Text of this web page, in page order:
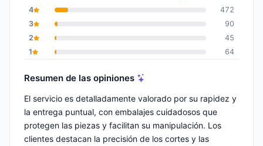
4
472
3
90
2
45
1
64
Resumen de las opiniones
El servicio es detalladamente valorado por su rapidez y
la entrega puntual, con embalajes cuidadosos que
protegen las piezas y facilitan su manipulación. Los
clientes destacan la precisión de los cortes y las